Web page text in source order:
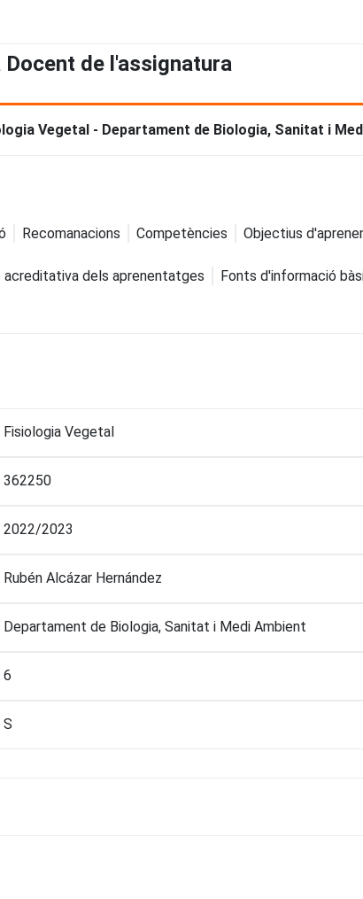
Docent de l'assignatura
Vegetal - Departament de Biologia, Sanitat i
Recomanacions Competències Objectius
acreditativa dels aprenentatges Fonts d'informació
Fisiologia Vegetal
362250
2022/2023
Rubén Alcázar Hernández
Departament de Biologia, Sanitat i Medi Ambient
6
S